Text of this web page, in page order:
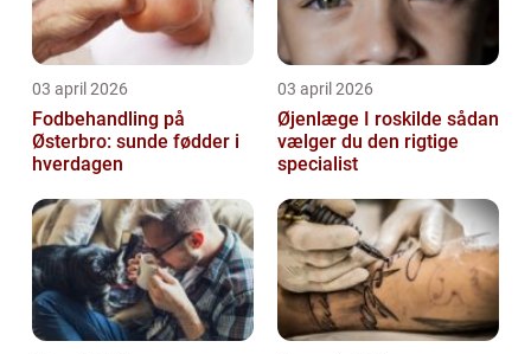
03 april 2026
Fodbehandling på
Østerbro: sunde fødder i
hverdagen
03 april 2026
Øjenlæge I roskilde sådan
vælger du den rigtige
specialist